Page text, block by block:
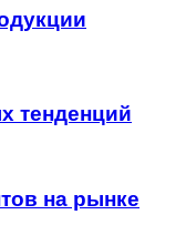
тенденций
на рынке